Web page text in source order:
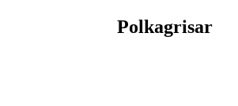
Polkagrisar